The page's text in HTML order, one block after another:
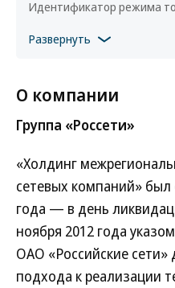
Идентификатор режима
Развернуть
О компании
Группа «Россети»
«Холдинг
сетевых компаний»
года — в день
ноября 2012 года
ОАО «Российские сети»
подхода к реализации